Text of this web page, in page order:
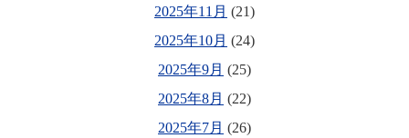
2025年11月 (21)
2025年10月 (24)
2025年9月 (25)
2025年8月 (22)
2025年7月 (26)